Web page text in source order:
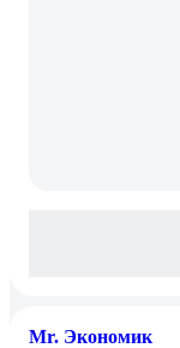
Mr. Экономик